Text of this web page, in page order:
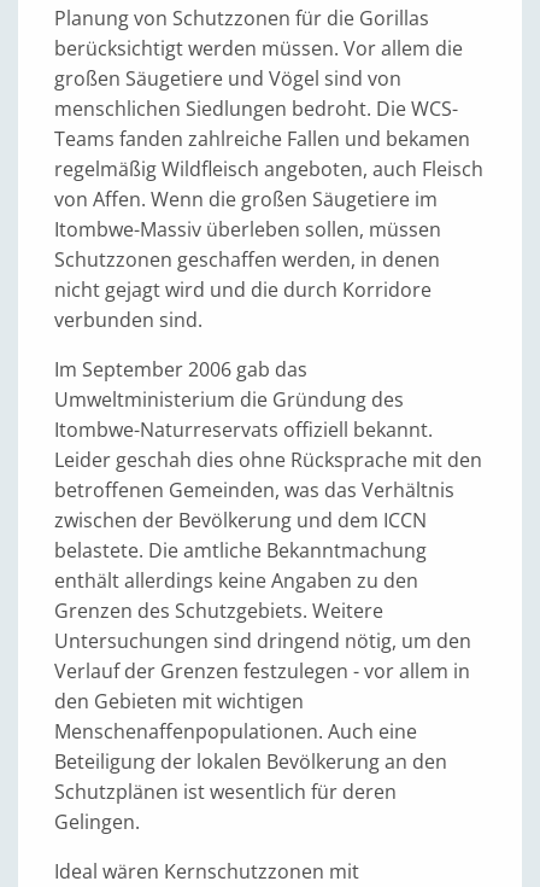
Planung von Schutzzonen für die Gorillas
berücksichtigt werden müssen. Vor allem die
großen Säugetiere und Vögel sind von
menschlichen Siedlungen bedroht. Die WCS-
Teams fanden zahlreiche Fallen und bekamen
regelmäßig Wildfleisch angeboten, auch Fleisch
von Affen. Wenn die großen Säugetiere im
Itombwe-Massiv überleben sollen, müssen
Schutzzonen geschaffen werden, in denen
nicht gejagt wird und die durch Korridore
verbunden sind.
Im September 2006 gab das
Umweltministerium die Gründung des
Itombwe-Naturreservats offiziell bekannt.
Leider geschah dies ohne Rücksprache mit den
betroffenen Gemeinden, was das Verhältnis
zwischen der Bevölkerung und dem ICCN
belastete. Die amtliche Bekanntmachung
enthält allerdings keine Angaben zu den
Grenzen des Schutzgebiets. Weitere
Untersuchungen sind dringend nötig, um den
Verlauf der Grenzen festzulegen - vor allem in
den Gebieten mit wichtigen
Menschenaffenpopulationen. Auch eine
Beteiligung der lokalen Bevölkerung an den
Schutzplänen ist wesentlich für deren
Gelingen.
Ideal wären Kernschutzzonen mit